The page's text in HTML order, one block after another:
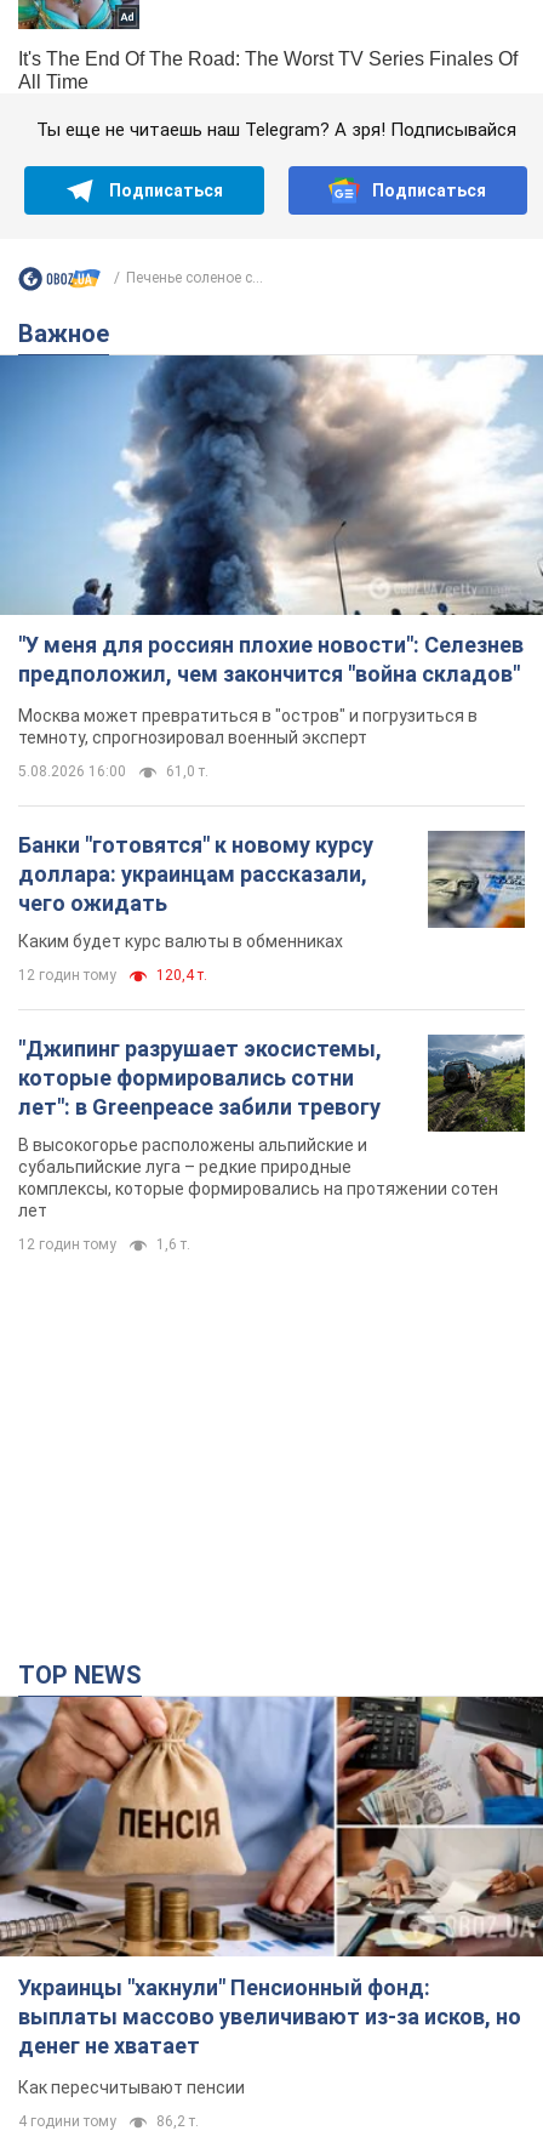
Ты еще не читаешь наш Telegram? А зря! Подписывайся
Подписаться Подписаться
Печенье соленое с...
Важное
"У меня для россиян плохие новости": Селезнев
предположил, чем закончится "война складов"
Москва может превратиться в "остров" и погрузиться в
темноту, спрогнозировал военный эксперт
5.08.2026 16:00 61,0 т.
Банки "готовятся" к новому курсу
доллара: украинцам рассказали,
чего ожидать
Каким будет курс валюты в обменниках
12 годин тому 120,4 т.
"Джипинг разрушает экосистемы,
которые формировались сотни
лет": в Greenpeace забили тревогу
В высокогорье расположены альпийские и
субальпийские луга – редкие природные
комплексы, которые формировались на протяжении сотен
лет
12 годин тому 1,6 т.
TOP NEWS
Украинцы "хакнули" Пенсионный фонд:
выплаты массово увеличивают из-за исков, но
денег не хватает
Как пересчитывают пенсии
4 години тому 86,2 т.